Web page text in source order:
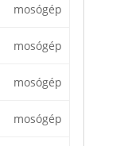
mosógép
mosógép
mosógép
mosógép